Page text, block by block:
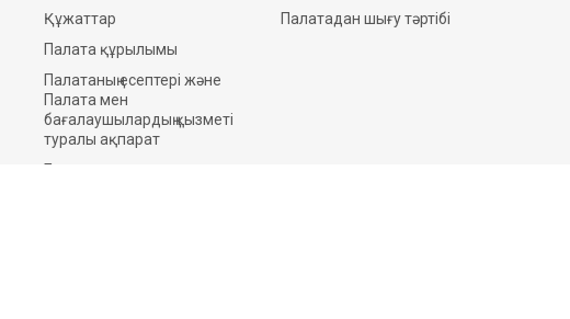
Құжаттар
Палата құрылымы
Палатаның есептері және
Палата мен
бағалаушылардың қызметі
туралы ақпарат
Баспасөз орталығы
Палатадан шығу тәртібі